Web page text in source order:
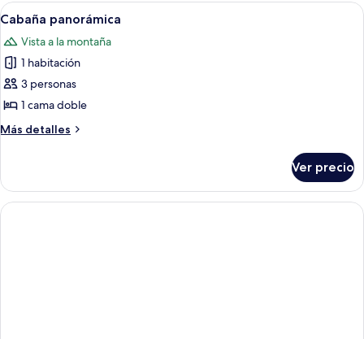
Abrir
todas
las
fotos
de
Cabaña
panorámica
Una habitación con cama, paredes
8
Cabaña panorámica
Vista a la montaña
1 habitación
3 personas
1 cama doble
Más detalles
Más
panorámica
Ver precio